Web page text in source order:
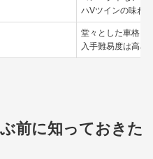
ハVツインの味わ
堂々とした車格と
入手難易度は高め
前に知っておきた